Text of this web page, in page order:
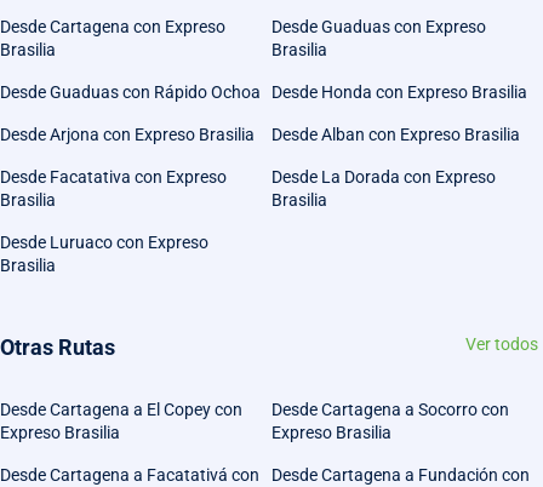
Desde Cartagena con Expreso
Brasilia
Desde Guaduas con Expreso
Brasilia
Desde Guaduas con Rápido Ochoa Desde Honda con Expreso Brasilia
Desde Arjona con Expreso Brasilia Desde Alban con Expreso Brasilia
Desde Facatativa con Expreso
Brasilia
Desde La Dorada con Expreso
Brasilia
Desde Luruaco con Expreso
Brasilia
Otras Rutas Ver todos
Desde Cartagena a El Copey con
Expreso Brasilia
Desde Cartagena a Socorro con
Expreso Brasilia
Desde Cartagena a Facatativá con
Desde Cartagena a Fundación con